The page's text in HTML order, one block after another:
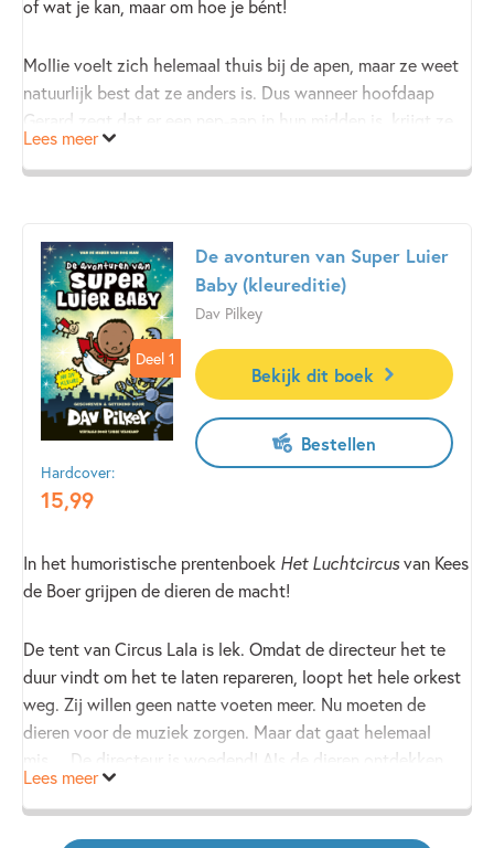
of wat je kan, maar om hoe je bént!
Mollie voelt zich helemaal thuis bij de apen, maar ze weet
natuurlijk best dat ze anders is. Dus wanneer hoofdaap
Gerard zegt dat er een nep-aap in hun midden is, krijgt ze
het behoorlijk benauwd.
slingerproef... Lukt het Mollie om te slagen voor deze
proeven? Dat wordt nog moeilijk!
Huw Aaron schreef en tekende eerder het grappige
prentenboekWelterusten, vieze Blob!
Lees meer
Deel 1
Deel 1
Hardcover:
15,99
De avonturen van Super Luier
Baby (kleureditie)
Dav Pilkey
Bekijk dit boek
Bestellen
In het humoristische prentenboek Het Luchtcircusvan Kees
de Boer grijpen de dieren de macht!
De tent van Circus Lala is lek. Omdat de directeur het te
duur vindt om het te laten repareren, loopt het hele orkest
weg. Zij willen geen natte voeten meer. Nu moeten de
dieren voor de muziek zorgen. Maar dat gaat helemaal
mis… De directeur is woedend! Als de dieren ontdekken
wat hij nu met hen van plan is, verzinnen ze een geniale
manier om voor altijd van hem af te komen!
Lees meer